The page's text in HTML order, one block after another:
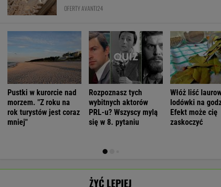
OFERTY AVANTI24
Pustki w kurorcie nad
morzem. "Z roku na
rok turystów jest coraz
mniej"
Rozpoznasz tych
wybitnych aktorów
PRL-u? Wszyscy mylą
się w 8. pytaniu
Włóż liść
lodówki na
Efekt może cię
zaskoczyć
ŻYĆ LEPIEJ